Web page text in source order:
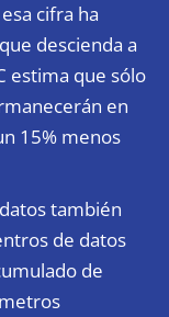
cifra ha
descienda a
estima que sólo
en
15% menos
también
de datos
de